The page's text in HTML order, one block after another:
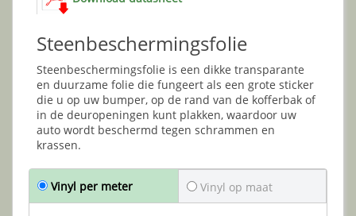
Steenbeschermingsfolie
Steenbeschermingsfolie is een dikke transparante
en duurzame folie die fungeert als een grote sticker
die u op uw bumper, op de rand van de kofferbak of
in de deuropeningen kunt plakken, waardoor uw
auto wordt beschermd tegen schrammen en
krassen.
Vinyl per meter Vinyl op maat